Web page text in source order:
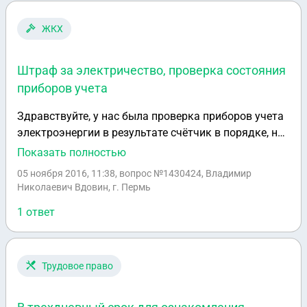
ЖКХ
Штраф за электричество, проверка состояния
приборов учета
Здравствуйте, у нас была проверка приборов учета
электроэнергии в результате счётчик в порядке, но
не было наклеек-пломб на входном автомате, нам
с учётом заявленной мощности это сумма не
проводов не было, что делать? Спасибо.
Показать полностью
05 ноября 2016, 11:38, вопрос №1430424, Владимир
Николаевич Вдовин, г. Пермь
1 ответ
Трудовое право